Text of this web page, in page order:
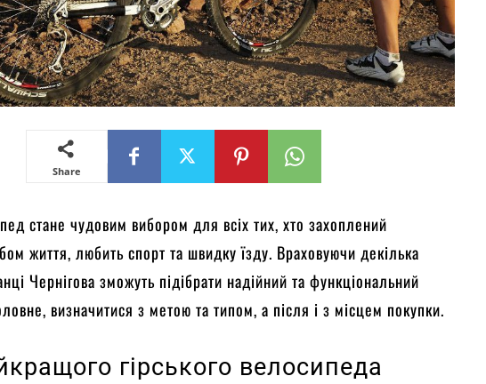
Share
стане чудовим вибором для всіх тих, хто захоплений
життя, любить спорт та швидку їзду. Враховуючи декілька
Чернігова зможуть підібрати надійний та функціональний
визначитися з метою та типом, а після і з місцем покупки.
гірського велосипеда